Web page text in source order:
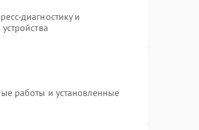
диагностику и
работы и установленные